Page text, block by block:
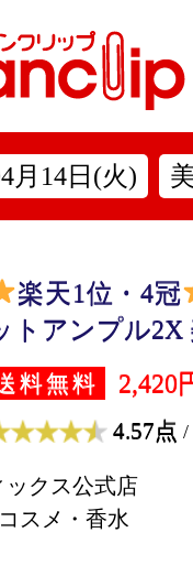
月14日(火)
楽天1位・4冠
トアンプル2X
料無料 2,420
4.57点 /
ックス公式店
スメ・香水